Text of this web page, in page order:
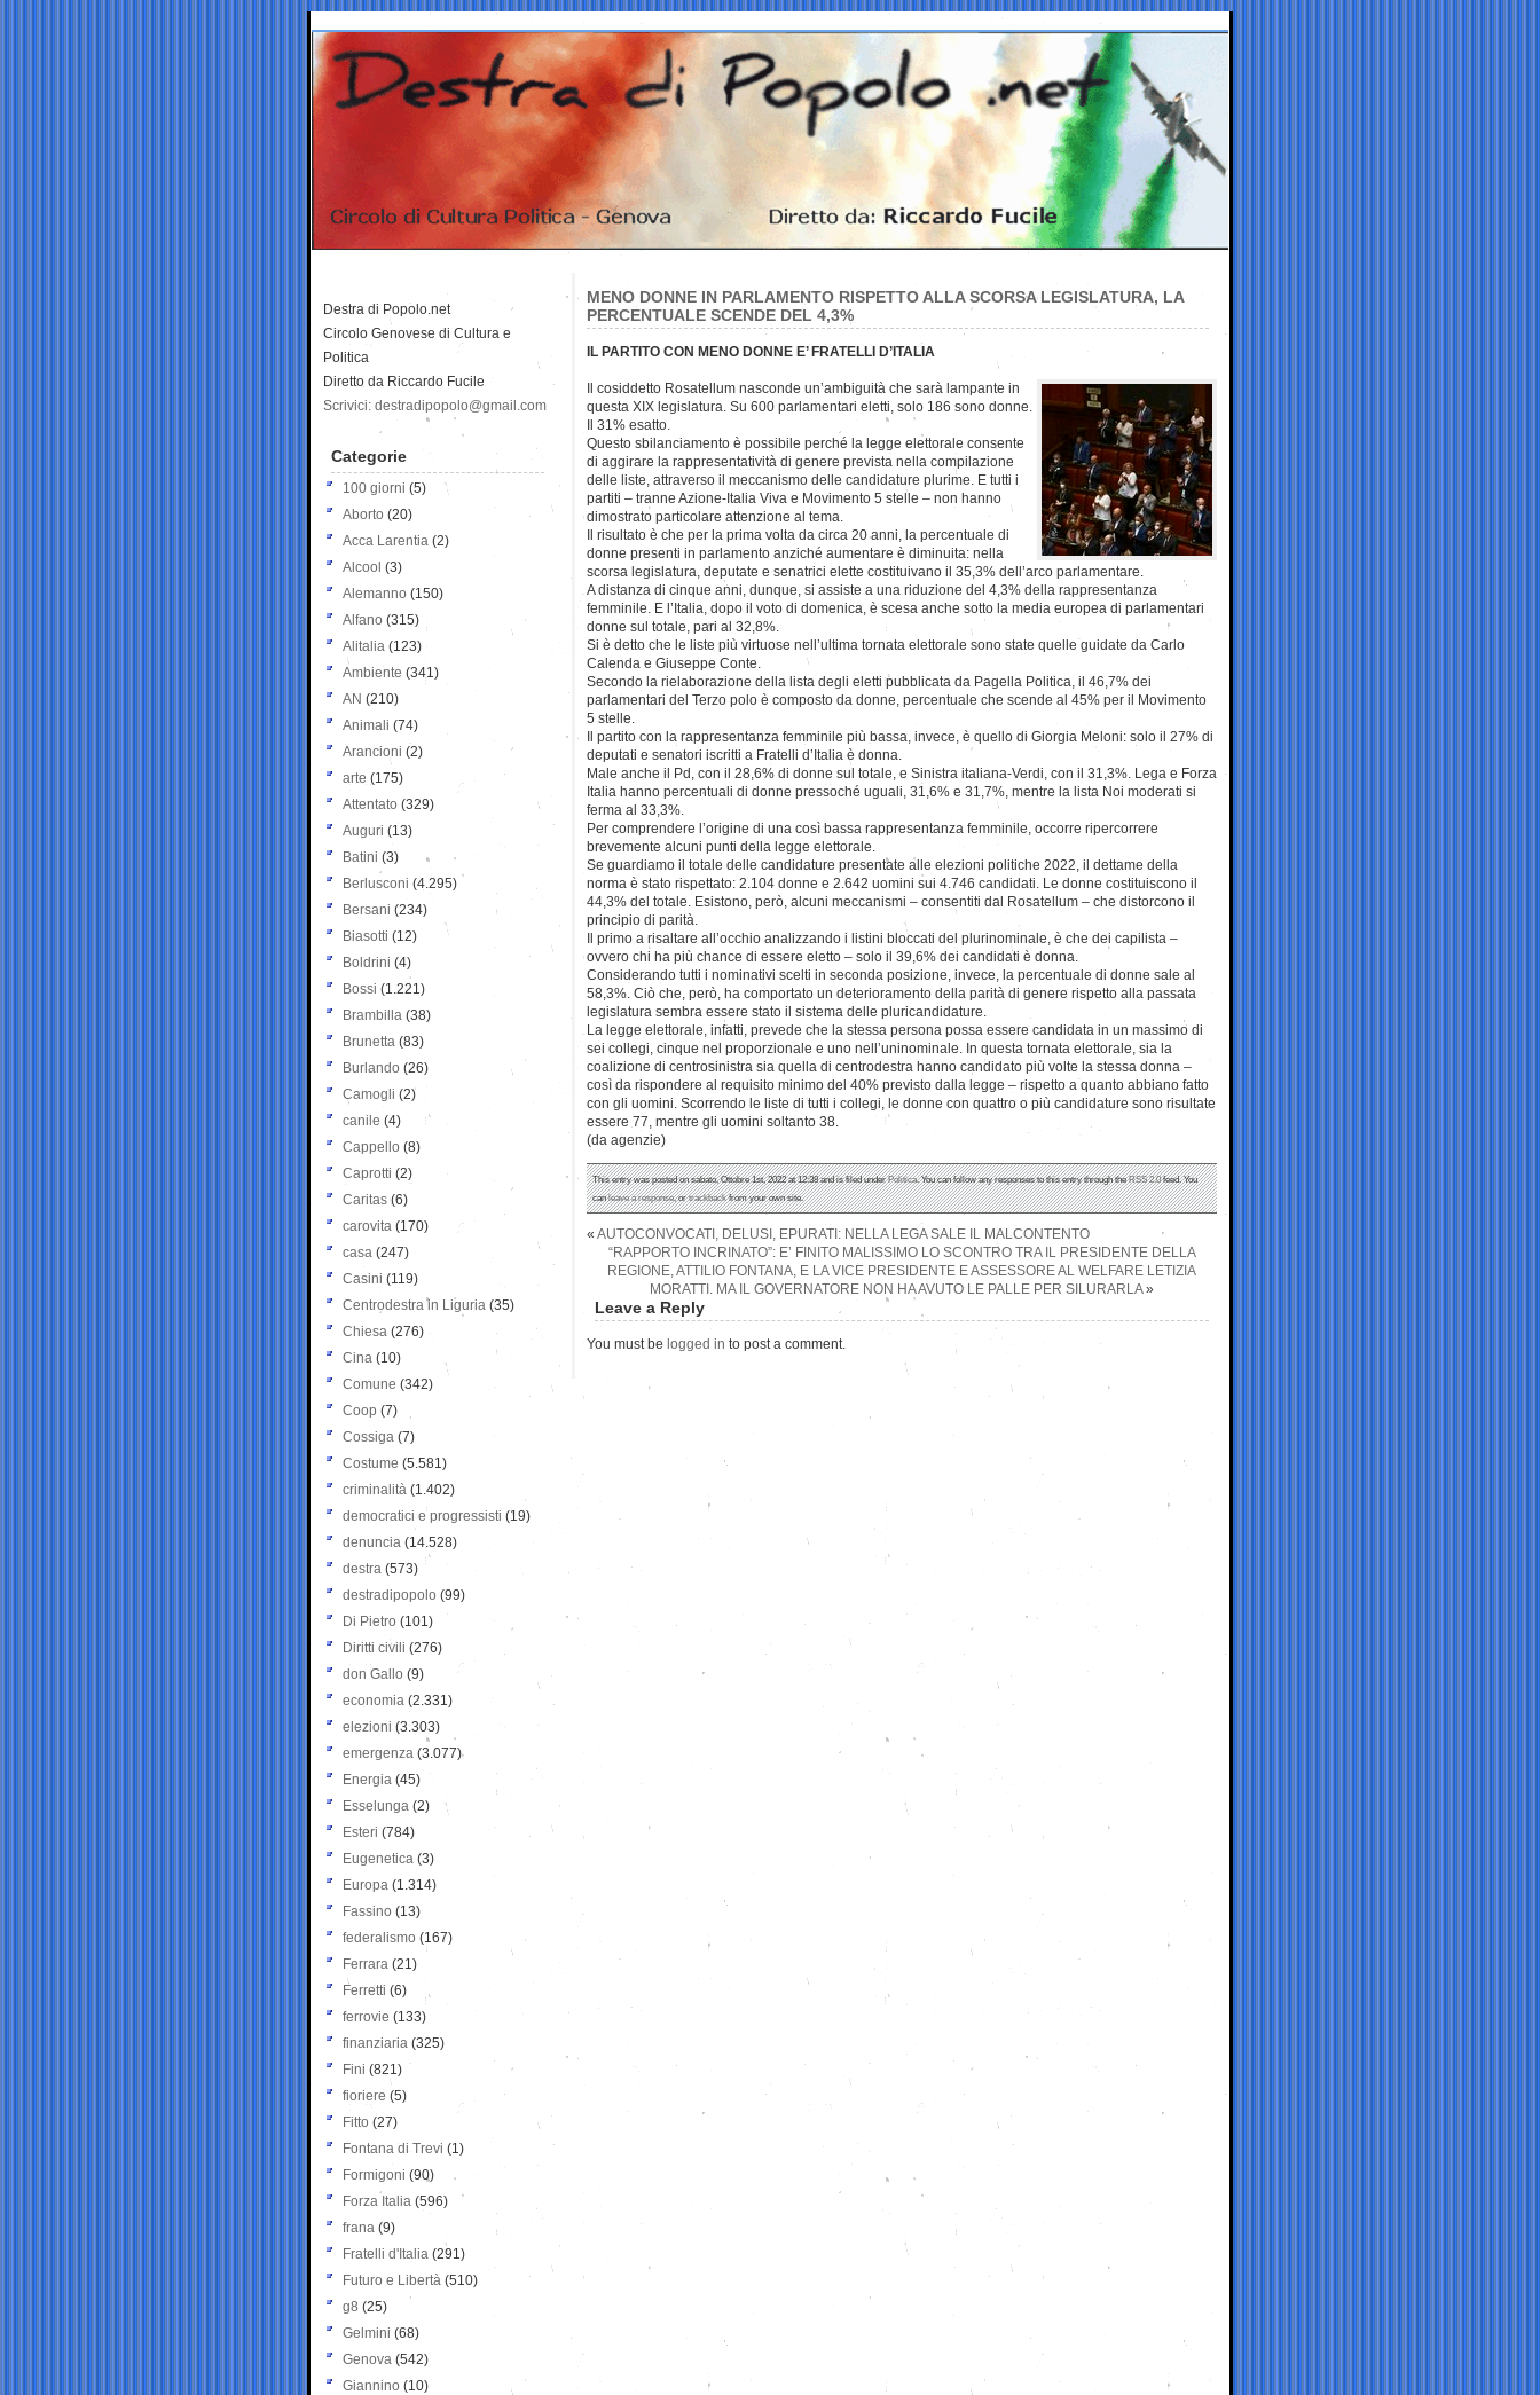
MENO DONNE IN PARLAMENTO RISPETTO ALLA SCORSA LEGISLATURA, LA
PERCENTUALE SCENDE DEL 4,3%
IL PARTITO CON MENO DONNE E’ FRATELLI D’ITALIA
Il cosiddetto Rosatellum nasconde un’ambiguità che sarà lampante in
questa XIX legislatura. Su 600 parlamentari eletti, solo 186 sono donne.
Il 31% esatto.
Questo sbilanciamento è possibile perché la legge elettorale consente
di aggirare la rappresentatività di genere prevista nella compilazione
delle liste, attraverso il meccanismo delle candidature plurime. E tutti i
partiti – tranne Azione-Italia Viva e Movimento 5 stelle – non hanno
dimostrato particolare attenzione al tema.
Il risultato è che per la prima volta da circa 20 anni, la percentuale di
donne presenti in parlamento anziché aumentare è diminuita: nella
scorsa legislatura, deputate e senatrici elette costituivano il 35,3% dell’arco parlamentare.
A distanza di cinque anni, dunque, si assiste a una riduzione del 4,3% della rappresentanza
femminile. E l’Italia, dopo il voto di domenica, è scesa anche sotto la media europea di parlamentari
donne sul totale, pari al 32,8%.
Si è detto che le liste più virtuose nell’ultima tornata elettorale sono state quelle guidate da Carlo
Calenda e Giuseppe Conte.
Secondo la rielaborazione della lista degli eletti pubblicata da Pagella Politica, il 46,7% dei
parlamentari del Terzo polo è composto da donne, percentuale che scende al 45% per il Movimento
5 stelle.
Il partito con la rappresentanza femminile più bassa, invece, è quello di Giorgia Meloni: solo il 27% di
deputati e senatori iscritti a Fratelli d’Italia è donna.
Male anche il Pd, con il 28,6% di donne sul totale, e Sinistra italiana-Verdi, con il 31,3%. Lega e Forza
Italia hanno percentuali di donne pressoché uguali, 31,6% e 31,7%, mentre la lista Noi moderati si
ferma al 33,3%.
Per comprendere l’origine di una così bassa rappresentanza femminile, occorre ripercorrere
brevemente alcuni punti della legge elettorale.
Se guardiamo il totale delle candidature presentate alle elezioni politiche 2022, il dettame della
norma è stato rispettato: 2.104 donne e 2.642 uomini sui 4.746 candidati. Le donne costituiscono il
44,3% del totale. Esistono, però, alcuni meccanismi – consentiti dal Rosatellum – che distorcono il
principio di parità.
Il primo a risaltare all’occhio analizzando i listini bloccati del plurinominale, è che dei capilista –
ovvero chi ha più chance di essere eletto – solo il 39,6% dei candidati è donna.
Considerando tutti i nominativi scelti in seconda posizione, invece, la percentuale di donne sale al
58,3%. Ciò che, però, ha comportato un deterioramento della parità di genere rispetto alla passata
legislatura sembra essere stato il sistema delle pluricandidature.
La legge elettorale, infatti, prevede che la stessa persona possa essere candidata in un massimo di
sei collegi, cinque nel proporzionale e uno nell’uninominale. In questa tornata elettorale, sia la
coalizione di centrosinistra sia quella di centrodestra hanno candidato più volte la stessa donna –
così da rispondere al requisito minimo del 40% previsto dalla legge – rispetto a quanto abbiano fatto
con gli uomini. Scorrendo le liste di tutti i collegi, le donne con quattro o più candidature sono risultate
essere 77, mentre gli uomini soltanto 38.
(da agenzie)
This entry was posted on sabato, Ottobre 1st, 2022 at 12:38 and is filed underPolitica. You can follow any responses to this entry through theRSS 2.0feed. You
canleave a response, ortrackbackfrom your own site.
« AUTOCONVOCATI, DELUSI, EPURATI: NELLA LEGA SALE IL MALCONTENTO
“RAPPORTO INCRINATO”: E’ FINITO MALISSIMO LO SCONTRO TRA IL PRESIDENTE DELLA
REGIONE, ATTILIO FONTANA, E LA VICE PRESIDENTE E ASSESSORE AL WELFARE LETIZIA
MORATTI. MA IL GOVERNATORE NON HA AVUTO LE PALLE PER SILURARLA»
Leave a Reply
You must be logged in to post a comment.
Destra di Popolo.net
Circolo Genovese di Cultura e
Politica
Diretto da Riccardo Fucile
Scrivici: destradipopolo@gmail.com
Categorie
100 giorni (5)
Aborto (20)
Acca Larentia (2)
Alcool (3)
Alemanno (150)
Alfano (315)
Alitalia (123)
Ambiente (341)
AN (210)
Animali (74)
Arancioni (2)
arte (175)
Attentato (329)
Auguri (13)
Batini (3)
Berlusconi (4.295)
Bersani (234)
Biasotti (12)
Boldrini (4)
Bossi (1.221)
Brambilla (38)
Brunetta (83)
Burlando (26)
Camogli (2)
canile (4)
Cappello (8)
Caprotti (2)
Caritas (6)
carovita (170)
casa (247)
Casini (119)
Centrodestra in Liguria (35)
Chiesa (276)
Cina (10)
Comune (342)
Coop (7)
Cossiga (7)
Costume (5.581)
criminalità (1.402)
democratici e progressisti (19)
denuncia (14.528)
destra (573)
destradipopolo (99)
Di Pietro (101)
Diritti civili (276)
don Gallo (9)
economia (2.331)
elezioni (3.303)
emergenza (3.077)
Energia (45)
Esselunga (2)
Esteri (784)
Eugenetica (3)
Europa (1.314)
Fassino (13)
federalismo (167)
Ferrara (21)
Ferretti (6)
ferrovie (133)
finanziaria (325)
Fini (821)
fioriere (5)
Fitto (27)
Fontana di Trevi (1)
Formigoni (90)
Forza Italia (596)
frana (9)
Fratelli d'Italia (291)
Futuro e Libertà (510)
g8 (25)
Gelmini (68)
Genova (542)
Giannino (10)